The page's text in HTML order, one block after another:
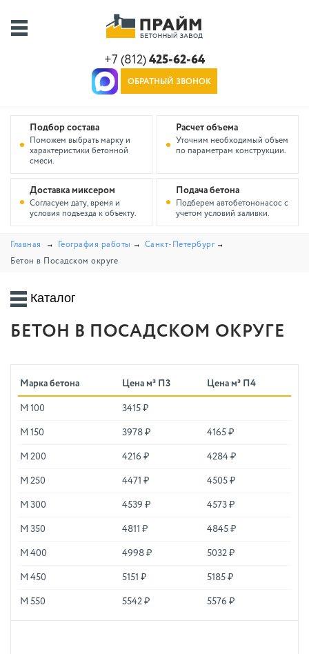
+7 (812) 425-62-64
ОБРАТНЫЙ ЗВОНОК
Подбор состава
Поможем выбрать марку и
характеристики бетонной
смеси.
Расчет объема
Уточним необходимый объем
по параметрам конструкции.
Доставка миксером
Согласуем дату, время и
условия подъезда к объекту.
Подача бетона
Подберем автобетононасос с
учетом условий заливки.
Главная География работы
Санкт-Петербург
Бетон в Посадском округе
Каталог
БЕТОН В ПОСАДСКОМ ОКРУГЕ
Марка бетона Цена м³ П3 Цена м³ П4
М 100 3415 ₽
М 150 3978 ₽ 4165 ₽
М 200 4216 ₽ 4284 ₽
М 250 4471 ₽ 4505 ₽
М 300 4539 ₽ 4573 ₽
М 350 4811 ₽ 4845 ₽
М 400 4998 ₽ 5032 ₽
М 450 5151 ₽ 5185 ₽
М 550 5542 ₽ 5576 ₽